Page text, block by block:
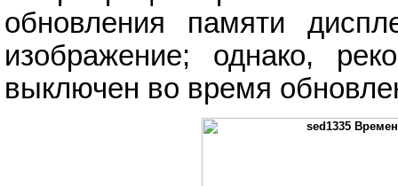
обновления памяти
изображение; однако,
выключен во время